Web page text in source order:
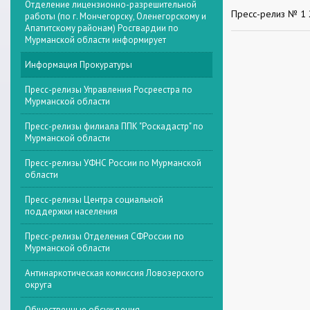
Пресс-релиз № 1
Отделение лицензионно-разрешительной
работы (по г. Мончегорску, Оленегорскому и
Апатитскому районам) Росгвардии по
Мурманской области информирует
Информация Прокуратуры
Пресс-релизы Управления Росреестра по
Мурманской области
Пресс-релизы филиала ППК "Роскадастр" по
Мурманской области
Пресс-релизы УФНС России по Мурманской
области
Пресс-релизы Центра социальной
поддержки населения
Пресс-релизы Отделения СФРоссии по
Мурманской области
Антинаркотическая комиссия Ловозерского
округа